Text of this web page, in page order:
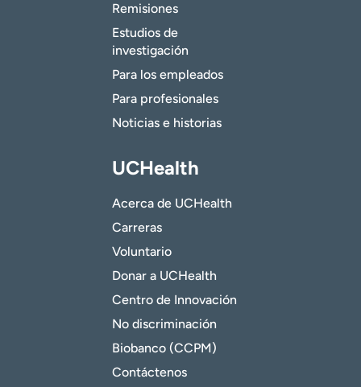
Remisiones
Estudios de
investigación
Para los empleados
Para profesionales
Noticias e historias
UCHealth
Acerca de UCHealth
Carreras
Voluntario
Donar a UCHealth
Centro de Innovación
No discriminación
Biobanco (CCPM)
Contáctenos